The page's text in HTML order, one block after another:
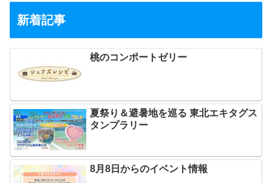
新着記事
桃のコンポートゼリー
夏祭り＆避暑地を巡る 東北エキタグス
タンプラリー
8月8日からのイベント情報